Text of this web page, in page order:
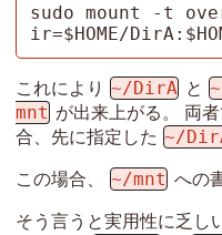
sudo mount -t
ir=$HOME/
これにより ~/DirA と
mnt が出来上がる。 両
合、先に指定した ~/
この場合、 ~/mnt への
そう言うと実用性に乏し